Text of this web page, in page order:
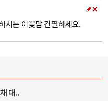
시는 이꽃맘 건필하세요.
대..